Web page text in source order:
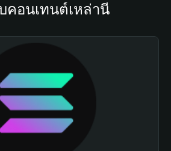
อนเทนต์เหล่านี้